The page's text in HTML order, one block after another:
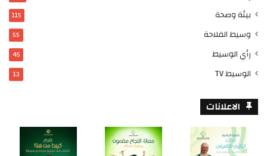
بيئة وصحة 115
وسيط الفلاحة 55
رأي الوسيط 45
الوسيط TV 13
الاعلانات